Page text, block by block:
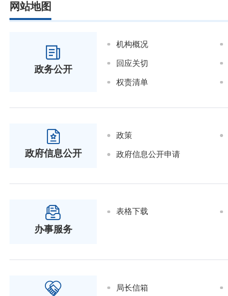
网站地图
政务公开
机构概况
回应关切
权责清单
政府信息公开
政策
政府信息公开申请
办事服务
表格下载
局长信箱